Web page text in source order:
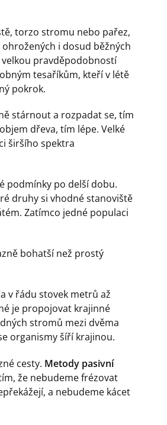
torzo stromu nebo pařez,
i dosud běžných
velkou pravděpodobností
tesaříkům, kteří v létě
pokrok.
stárnout a rozpadat se, tím
dřeva, tím lépe. Velké
širšího spektra
podmínky po delší dobu.
druhy si vhodné stanoviště
Zatímco jedné populaci
bohatší než prostý
v řádu stovek metrů až
je propojovat krajinné
stromů mezi dvěma
organismy šíří krajinou.
cesty. Metody pasivní
že nebudeme frézovat
a nebudeme kácet